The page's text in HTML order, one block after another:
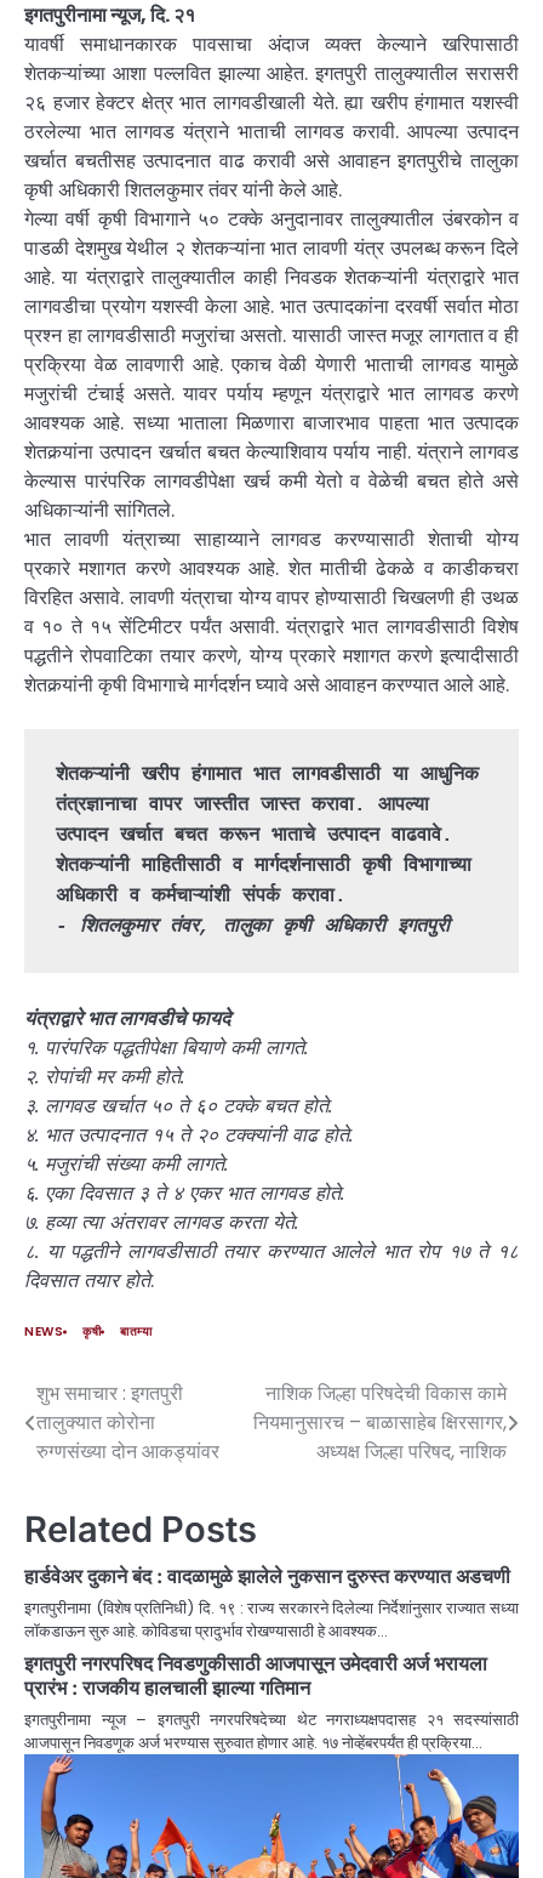
इगतपुरीनामा न्यूज, दि. २१
यावर्षी समाधानकारक पावसाचा अंदाज व्यक्त केल्याने खरिपासाठी
शेतकऱ्यांच्या आशा पल्लवित झाल्या आहेत. इगतपुरी तालुक्यातील सरासरी
२६ हजार हेक्टर क्षेत्र भात लागवडीखाली येते. ह्या खरीप हंगामात यशस्वी
ठरलेल्या भात लागवड यंत्राने भाताची लागवड करावी. आपल्या उत्पादन
खर्चात बचतीसह उत्पादनात वाढ करावी असे आवाहन इगतपुरीचे तालुका
कृषी अधिकारी शितलकुमार तंवर यांनी केले आहे.
गेल्या वर्षी कृषी विभागाने ५० टक्के अनुदानावर तालुक्यातील उंबरकोन व
पाडळी देशमुख येथील २ शेतकऱ्यांना भात लावणी यंत्र उपलब्ध करून दिले
आहे. या यंत्राद्वारे तालुक्यातील काही निवडक शेतकऱ्यांनी यंत्राद्वारे भात
लागवडीचा प्रयोग यशस्वी केला आहे. भात उत्पादकांना दरवर्षी सर्वात मोठा
प्रश्न हा लागवडीसाठी मजुरांचा असतो. यासाठी जास्त मजूर लागतात व ही
प्रक्रिया वेळ लावणारी आहे. एकाच वेळी येणारी भाताची लागवड यामुळे
मजुरांची टंचाई असते. यावर पर्याय म्हणून यंत्राद्वारे भात लागवड करणे
आवश्यक आहे. सध्या भाताला मिळणारा बाजारभाव पाहता भात उत्पादक
शेतकर्‍यांना उत्पादन खर्चात बचत केल्याशिवाय पर्याय नाही. यंत्राने लागवड
केल्यास पारंपरिक लागवडीपेक्षा खर्च कमी येतो व वेळेची बचत होते असे
अधिकाऱ्यांनी सांगितले.
भात लावणी यंत्राच्या साहाय्याने लागवड करण्यासाठी शेताची योग्य
प्रकारे मशागत करणे आवश्‍यक आहे. शेत मातीची ढेकळे व काडीकचरा
विरहित असावे. लावणी यंत्राचा योग्य वापर होण्यासाठी चिखलणी ही उथळ
व १० ते १५ सेंटिमीटर पर्यंत असावी. यंत्राद्वारे भात लागवडीसाठी विशेष
पद्धतीने रोपवाटिका तयार करणे, योग्य प्रकारे मशागत करणे इत्यादीसाठी
शेतकर्‍यांनी कृषी विभागाचे मार्गदर्शन घ्यावे असे आवाहन करण्यात आले आहे.
शेतकऱ्यांनी खरीप हंगामात भात लागवडीसाठी या आधुनिक
तंत्रज्ञानाचा वापर जास्तीत जास्त करावा. आपल्या
उत्पादन खर्चात बचत करून भाताचे उत्पादन वाढवावे.
शेतकऱ्यांनी माहितीसाठी व मार्गदर्शनासाठी कृषी विभागाच्या
अधिकारी व कर्मचाऱ्यांशी संपर्क करावा.
- शितलकुमार तंवर, तालुका कृषी अधिकारी इगतपुरी
यंत्राद्वारे भात लागवडीचे फायदे
१. पारंपरिक पद्धतीपेक्षा बियाणे कमी लागते.
२. रोपांची मर कमी होते.
३. लागवड खर्चात ५० ते ६० टक्के बचत होते.
४. भात उत्पादनात १५ ते २० टक्क्यांनी वाढ होते.
५. मजुरांची संख्या कमी लागते.
६. एका दिवसात ३ ते ४ एकर भात लागवड होते.
७. हव्या त्या अंतरावर लागवड करता येते.
८. या पद्धतीने लागवडीसाठी तयार करण्यात आलेले भात रोप १७ ते १८
दिवसात तयार होते.
NEWS कृषी बातम्या
शुभ समाचार : इगतपुरी
तालुक्यात कोरोना
रुग्णसंख्या दोन आकड्यांवर
नाशिक जिल्हा परिषदेची विकास कामे
नियमानुसारच – बाळासाहेब क्षिरसागर,
अध्यक्ष जिल्हा परिषद, नाशिक
Related Posts
हार्डवेअर दुकाने बंद : वादळामुळे झालेले नुकसान दुरुस्त करण्यात अडचणी
इगतपुरीनामा (विशेष प्रतिनिधी) दि. १९ : राज्य सरकारने दिलेल्या निर्देशांनुसार राज्यात सध्या
लॉकडाऊन सुरु आहे. कोविडचा प्रादुर्भाव रोखण्यासाठी हे आवश्यक…
इगतपुरी नगरपरिषद निवडणुकीसाठी आजपासून उमेदवारी अर्ज भरायला
प्रारंभ : राजकीय हालचाली झाल्या गतिमान
इगतपुरीनामा न्यूज – इगतपुरी नगरपरिषदेच्या थेट नगराध्यक्षपदासह २१ सदस्यांसाठी
आजपासून निवडणूक अर्ज भरण्यास सुरुवात होणार आहे. १७ नोव्हेंबरपर्यंत ही प्रक्रिया…